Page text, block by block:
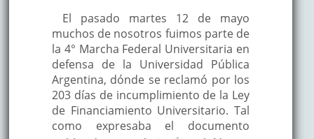
El pasado martes 12 de mayo
muchos de nosotros fuimos parte de
la 4° Marcha Federal Universitaria en
defensa de la Universidad Pública
Argentina, dónde se reclamó por los
203 días de incumplimiento de la Ley
de Financiamiento Universitario. Tal
como expresaba el documento